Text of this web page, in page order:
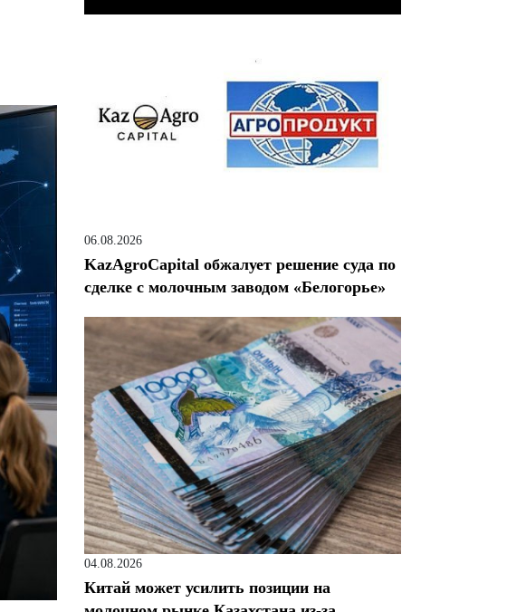
06.08.2026
KazAgroCapital обжалует решение суда по
сделке с молочным заводом «Белогорье»
04.08.2026
Китай может усилить позиции на